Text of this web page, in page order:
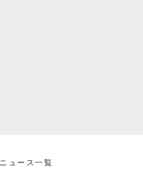
ニュース一覧